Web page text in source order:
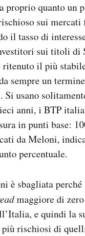
proprio quanto un
sui mercati
il tasso di
sui titoli di
ritenuto il più
sempre un
Si usano
anni, i BTP
in punti base:
da Meloni,
percentuale.
è sbagliata perché
maggiore di
e quindi la
più rischiosi di